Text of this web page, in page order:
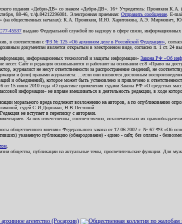
издания «Дебри-ДВ» со знаком «Дебри-ДВ». 16+ Учредитель: Пронякин
88-46, т./ф.84212296081. Электронная приемная: Отправить сообщение . E-
ДВ» (на общественных началах): К.А. Пронякин, И.Ю. Харитонова, А.Э.
45537 выдано Федеральной службой по надзору в сфере связи,
в соответствии с ФЗ № 125 «Об архивном деле в Российской Федерации» ,
документам является открытым в электронном виде, согласно п. 1 ст. 24
информационных технологий и защиты информации» Закона РФ «Об
несет. Сайт и редакция основываются и работают на основании ст.8 «Право на
журналист не несут ответственности за распространение сведений, не
и (или) правами журналиста: ...если они являются дословным
и объединений), которое может быть установлено и привлечено к
15 июня 2010 года «О практике применения судами Закона РФ «О средствах
информации» не вправе вмешиваться в деятельность редакции, в ходе
морального вреда подлежит возложению на авторов, а по опубликованию
судей С.И.Дорожко, Н.В.Пестовой.
не вступает в переписку с авторами.
За них ответственны, соответственно, исключительно их
общественного мнения» Федерального закона от 12.06.2002 г. № 67-ФЗ «Об
указанную публикацию (обнародование) - едино - сайт, без оплаты -
общества, публикации на актуальные темы, просветительские функции. Для